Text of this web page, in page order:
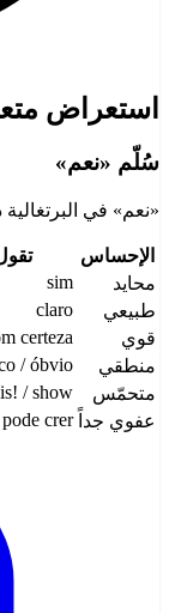
استعراض
سُلّم «نعم»
«نعم» في
الإحساس
محايد
sim
طبيعي
claro
قوي
certeza
منطقي
/ óbvio
متحمّس
/ show!
عفوي جداً pode crer